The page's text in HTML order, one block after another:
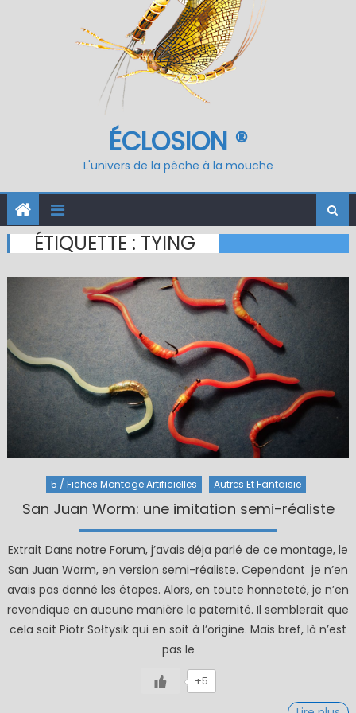
ÉCLOSION ®
L'univers de la pêche à la mouche
ÉTIQUETTE : TYING
5 / Fiches Montage Artificielles Autres Et Fantaisie
San Juan Worm: une imitation semi-réaliste
Extrait Dans notre Forum, j’avais déja parlé de ce montage, le
San Juan Worm, en version semi-réaliste. Cependant je n’en
avais pas donné les étapes. Alors, en toute honneteté, je n’en
revendique en aucune manière la paternité. Il semblerait que
cela soit Piotr Sołtysik qui en soit à l’origine. Mais bref, là n’est
pas le
+5